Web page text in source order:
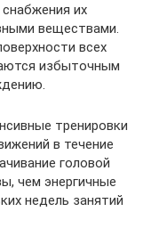
их
веществами.
всех
избыточным
тренировки
в течение
головой
чем энергичные
недель занятий